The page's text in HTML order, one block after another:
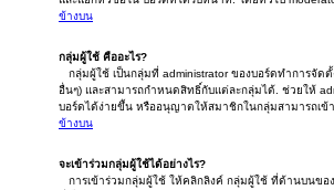
ข้างบน
กลุ่มผู้ใช้ คืออะไร?
กลุ่มผู้ใช้ เป็นกลุ่มที่ administrator ของบอร์ดทำการจัด
อื่นๆ) และสามารถกำหนดสิทธิ์กับแต่ละกลุ่มได้. ช่วยให้
บอร์ดได้ง่ายขึ้น หรืออนุญาตให้สมาชิกในกลุ่มสามารถเข้
ข้างบน
จะเข้าร่วมกลุ่มผู้ใช้ได้อย่างไร?
การเข้าร่วมกลุ่มผู้ใช้ ให้คลิกลิงค์ กลุ่มผู้ใช้ ที่ด้านบนข